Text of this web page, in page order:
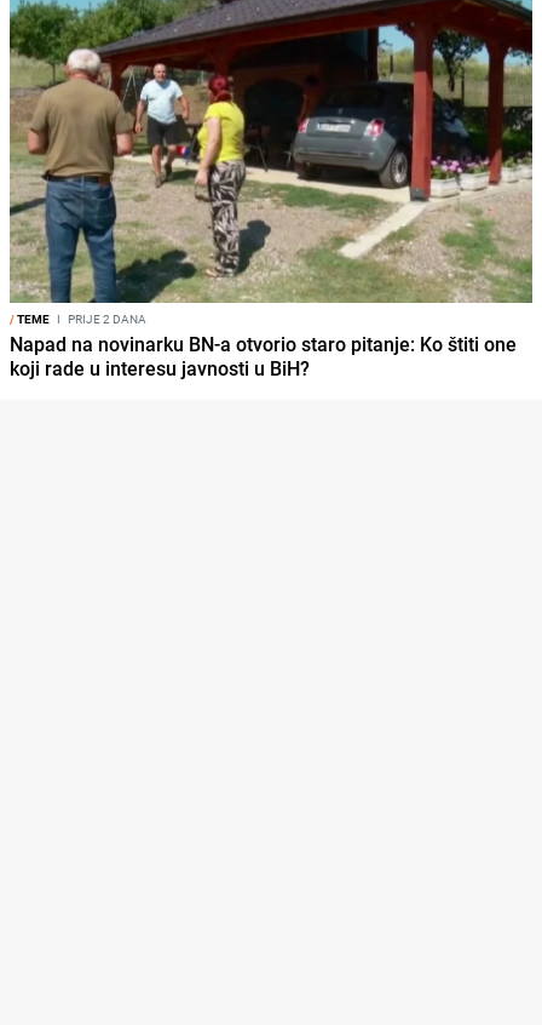
/TEME I PRIJE 2 DANA
Napad na novinarku BN-a otvorio staro pitanje: Ko štiti one
koji rade u interesu javnosti u BiH?